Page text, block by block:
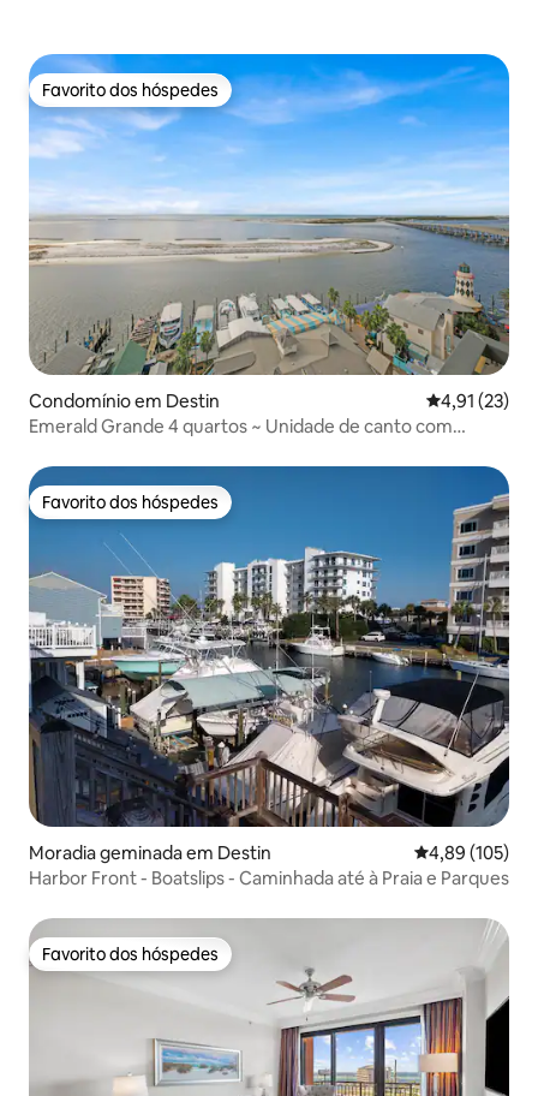
Favorito dos hóspedes
Favorito dos hóspedes
Condomínio em Destin Classificação
4,91 (23)
Emerald Grande 4 quartos ~ Unidade de canto com
Favorito dos hóspedes
Favorito dos hóspedes
Moradia geminada em Destin Classificação
4,89 (105)
Harbor Front - Boatslips - Caminhada até à Praia e Parques
Favorito dos hóspedes
Favorito dos hóspedes